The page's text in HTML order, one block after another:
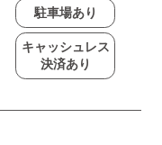
駐車場あり
キャッシュレス
決済あり